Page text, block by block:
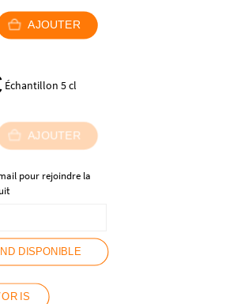
54,90 €.
AJOUTER
Le
prix
est :
6,82 €.
Échantillon 5 cl
AJOUTER
pour rejoindre la
DISPONIBLE